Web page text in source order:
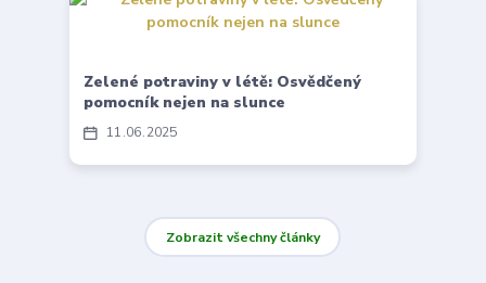
11 06 2025
Zelené potraviny v létě: Osvědčený
pomocník nejen na slunce
Zobrazit všechny články